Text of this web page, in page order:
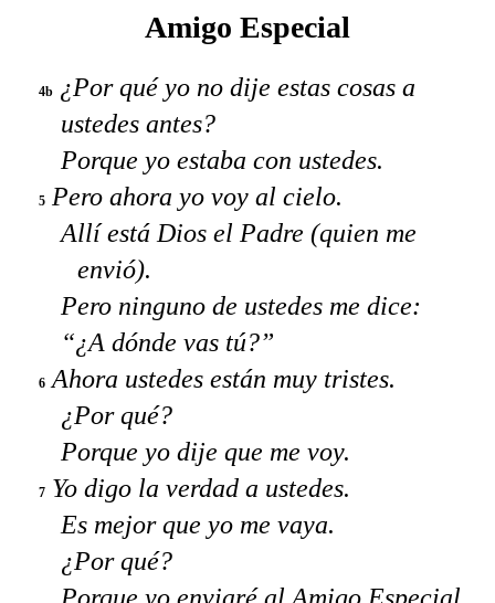
Amigo Especial
4b ¿Por qué yo no dije estas cosas a
ustedes antes?
Porque yo estaba con ustedes.
5 Pero ahora yo voy al cielo.
Allí está Dios el Padre (quien me
envió).
Pero ninguno de ustedes me dice:
“¿A dónde vas tú?”
6 Ahora ustedes están muy tristes.
¿Por qué?
Porque yo dije que me voy.
7 Yo digo la verdad a ustedes.
Es mejor que yo me vaya.
¿Por qué?
Porque yo enviaré al Amigo Especial